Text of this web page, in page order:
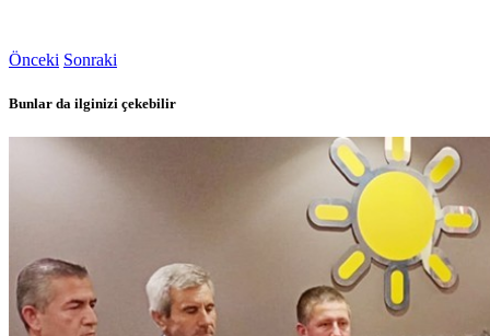
Önceki Sonraki
Bunlar da ilginizi çekebilir